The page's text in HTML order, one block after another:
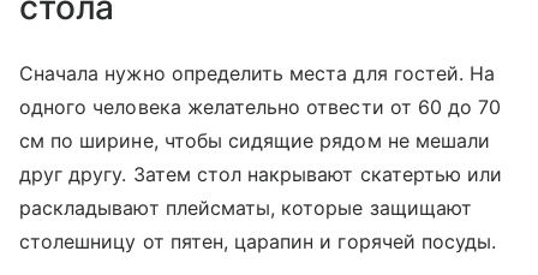
Сначала нужно определить места для гостей. На
одного человека желательно отвести от 60 до 70
см по ширине, чтобы сидящие рядом не мешали
друг другу. Затем стол накрывают скатертью или
раскладывают плейсматы, которые защищают
столешницу от пятен, царапин и горячей посуды.